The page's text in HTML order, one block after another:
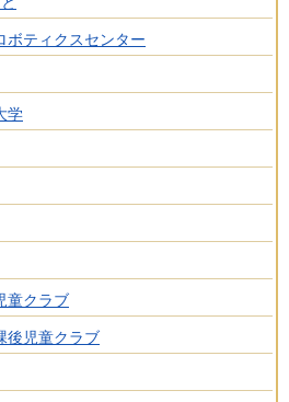
ボティクスセンター
学
童クラブ
後児童クラブ